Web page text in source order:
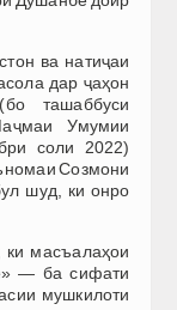
ва натиҷаи
дар ҷаҳон
ташаббуси
Умумии
соли 2022)
Созмони
шуд, ки онро
масъалаҳои
— ба сифати
мушкилоти